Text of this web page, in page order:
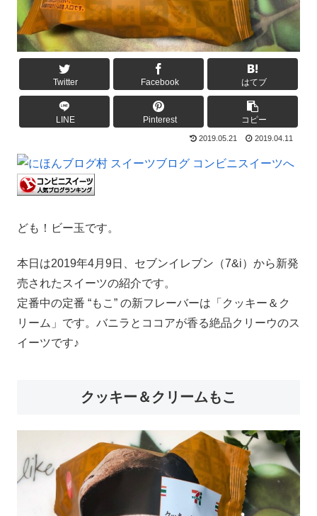
Twitter Facebook はてブ
LINE Pinterest コピー
2019.05.21 2019.04.11
ども！ビー玉です。
本日は2019年4月9日、セブンイレブン（7&i）から新発
売されたスイーツの紹介です。
定番中の定番 “もこ” の新フレーバーは「クッキー＆ク
リーム」です。バニラとココアが香る絶品クリーウのス
イーツです♪
クッキー＆クリームもこ